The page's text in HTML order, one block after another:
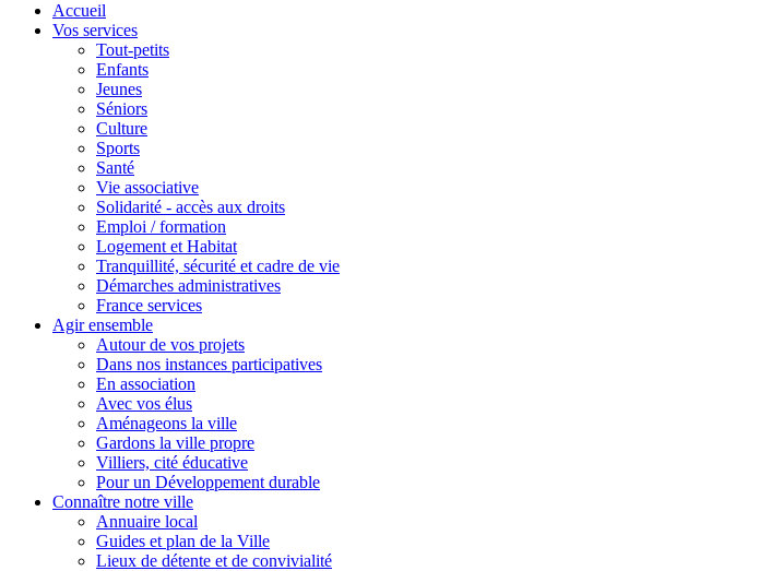
Accueil
Vos services
Tout-petits
Enfants
Jeunes
Séniors
Culture
Sports
Santé
Vie associative
Solidarité - accès aux droits
Emploi / formation
Logement et Habitat
Tranquillité, sécurité et cadre de vie
Démarches administratives
France services
Agir ensemble
Autour de vos projets
Dans nos instances participatives
En association
Avec vos élus
Aménageons la ville
Gardons la ville propre
Villiers, cité éducative
Pour un Développement durable
Connaître notre ville
Annuaire local
Guides et plan de la Ville
Lieux de détente et de convivialité